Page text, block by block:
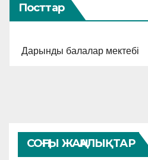
Посттар
Дарынды балалар мектебі
СОҢҒЫ ЖАҢАЛЫҚТАР